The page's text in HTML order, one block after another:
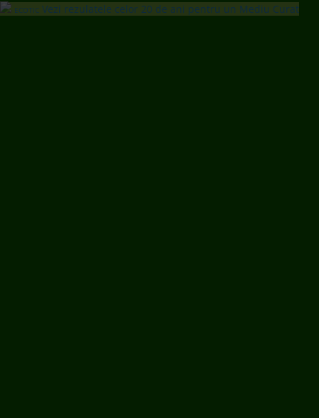
ECOTIC Vezi rezulatele celor 20 de ani pentru un Mediu Curat